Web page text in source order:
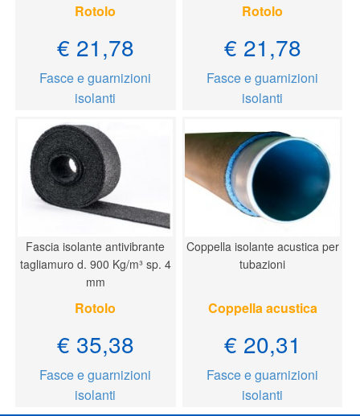
Rotolo
€ 21,78
Fasce e guarnizioni
isolanti
Rotolo
€ 21,78
Fasce e guarnizioni
isolanti
Fascia isolante antivibrante
tagliamuro d. 900 Kg/m³ sp. 4
mm
Rotolo
€ 35,38
Fasce e guarnizioni
isolanti
Coppella isolante acustica per
tubazioni
Coppella acustica
€ 20,31
Fasce e guarnizioni
isolanti